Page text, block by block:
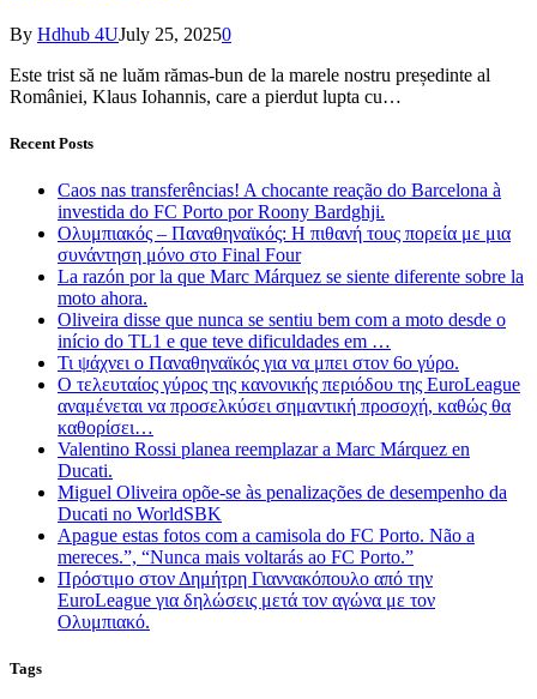
By Hdhub 4UJuly 25, 20250
Este trist să ne luăm rămas-bun de la marele nostru președinte al
României, Klaus Iohannis, care a pierdut lupta cu…
Recent Posts
Caos nas transferências! A chocante reação do Barcelona à
investida do FC Porto por Roony Bardghji.
Ολυμπιακός – Παναθηναϊκός: Η πιθανή τους πορεία με μια
συνάντηση μόνο στο Final Four
La razón por la que Marc Márquez se siente diferente sobre la
moto ahora.
Oliveira disse que nunca se sentiu bem com a moto desde o
início do TL1 e que teve dificuldades em …
Τι ψάχνει ο Παναθηναϊκός για να μπει στον 6ο γύρο.
Ο τελευταίος γύρος της κανονικής περιόδου της EuroLeague
αναμένεται να προσελκύσει σημαντική προσοχή, καθώς θα
καθορίσει…
Valentino Rossi planea reemplazar a Marc Márquez en
Ducati.
Miguel Oliveira opõe-se às penalizações de desempenho da
Ducati no WorldSBK
Apague estas fotos com a camisola do FC Porto. Não a
mereces.”, “Nunca mais voltarás ao FC Porto.”
Πρόστιμο στον Δημήτρη Γιαννακόπουλο από την
EuroLeague για δηλώσεις μετά τον αγώνα με τον
Ολυμπιακό.
Tags